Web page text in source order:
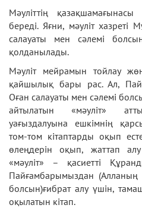
Мәулiттің қазақшамағынасы
бередi. Яғни, мәуліт хазреті
салауаты мен сәлемі
қолданылады.
Мәуліт мейрамын тойлау
қайшылық бары рас. Ал,
Оған салауаты мен сәлемі
айтылатын «мәуліт»
уағыздалуына ешкімнің
том-том кітаптарды оқып
өлеңдерін оқып, жаттап
«мәуліт» – қасиетті
Пайғамбарымыздан (Алланың
болсын)ғибрат алу үшін,
оқылатын кітап.